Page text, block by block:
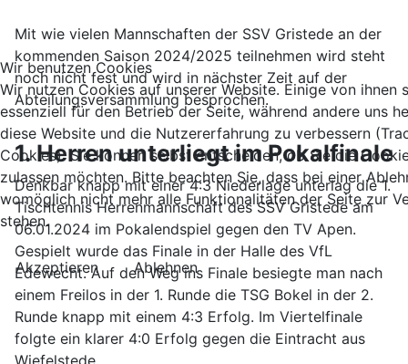
Mit wie vielen Mannschaften der SSV Gristede an der
kommenden Saison 2024/2025 teilnehmen wird steht
noch nicht fest und wird in nächster Zeit auf der
Abteilungsversammlung besprochen.
1. Herren unterliegt im Pokalfinale
Denkbar knapp mit einer 4:3 Niederlage unterlag die 1.
Tischtennis Herrenmannschaft des SSV Gristede am
06.01.2024 im Pokalendspiel gegen den TV Apen.
Gespielt wurde das Finale in der Halle des VfL
Edewecht. Auf den Weg ins Finale besiegte man nach
einem Freilos in der 1. Runde die TSG Bokel in der 2.
Runde knapp mit einem 4:3 Erfolg. Im Viertelfinale
folgte ein klarer 4:0 Erfolg gegen die Eintracht aus
Wiefelstede.
Wir benutzen Cookies
Wir nutzen Cookies auf unserer Website. Einige von ihnen
essenziell für den Betrieb der Seite, während andere uns
diese Website und die Nutzererfahrung zu verbessern
Cookies). Sie können selbst entscheiden, ob Sie die
zulassen möchten. Bitte beachten Sie, dass bei einer
womöglich nicht mehr alle Funktionalitäten der Seite zur
stehen.
Akzeptieren Ablehnen